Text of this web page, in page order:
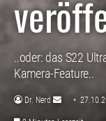
..oder: das S22
Kamera-Feature..
Dr. Nerd
Sende